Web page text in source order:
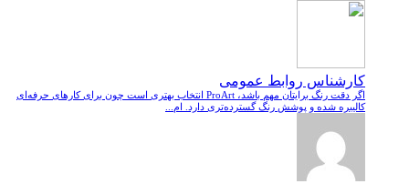
کارشناس روابط عمومی
اگر دقت رنگ برایتان مهم باشد، ProArt انتخاب بهتری است چون برای کارهای حرفه‌ای
کالیبره شده و پوشش رنگ گسترده‌تری دارد. ام...